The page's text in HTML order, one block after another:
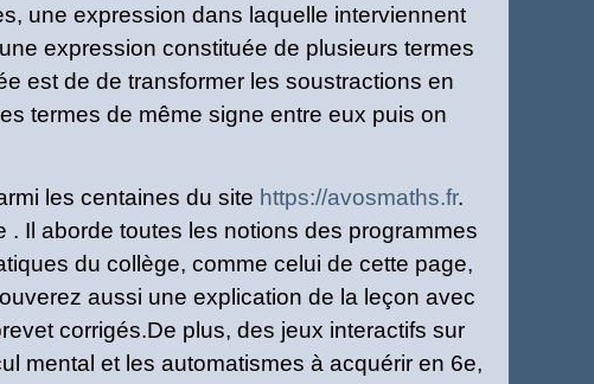
une expression dans laquelle interviennent
expression constituée de plusieurs termes
est de de transformer les soustractions en
termes de même signe entre eux puis on
les centaines du site https://avosmaths.fr.
Il aborde toutes les notions des programmes
du collège, comme celui de cette page,
aussi une explication de la leçon avec
corrigés.De plus, des jeux interactifs sur
mental et les automatismes à acquérir en 6e,